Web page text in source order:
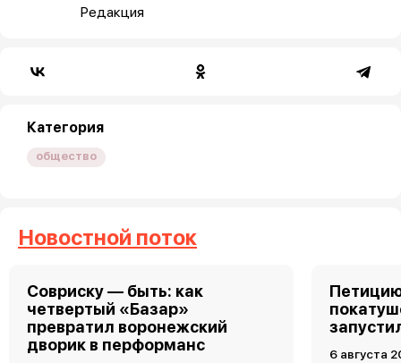
Редакция
Категория
общество
Новостной поток
Совриску — быть: как
четвертый «Базар»
превратил воронежский
дворик в перформанс
6 августа